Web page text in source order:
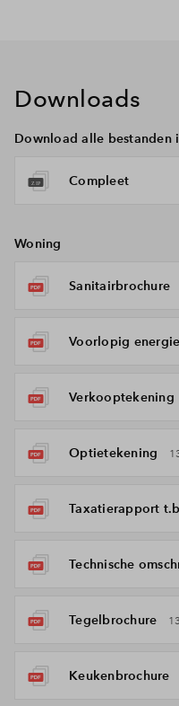
Downloads
Download alle bestanden
Compleet
Woning
Sanitairbrochure
Voorlopig
Verkooptekening
Optietekening
Taxatierapport
Technische
Tegelbrochure
Keukenbrochure